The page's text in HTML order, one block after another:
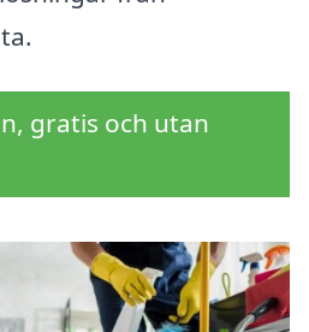
gratis och utan